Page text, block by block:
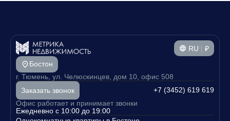
RU | ₽
Бостон
г. Тюмень, ул. Челюскинцев, дом 10, офис 508
Заказать звонок
+7 (3452) 619 619
Офис работает и принимает звонки
Ежедневно с 10:00 до 19:00